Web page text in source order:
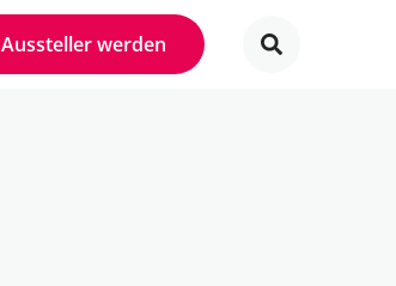
Aussteller werden